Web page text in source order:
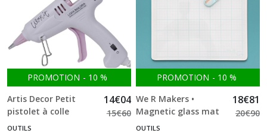
PROMOTION - 10 %
Artis Decor Petit
pistolet à colle
chaude 7mm
14€04
15€60
OUTILS
PROMOTION - 10 %
We R Makers •
Magnetic glass mat
18€81
20€90
OUTILS
Accessoires
machines
(4)
Machines
(3)
Accessoires